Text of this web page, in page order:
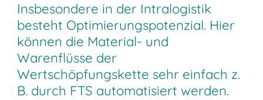
Insbesondere in der Intralogistik
besteht Optimierungspotenzial. Hier
können die Material- und
Warenflüsse der
Wertschöpfungskette sehr einfach z.
B. durch FTS automatisiert werden.